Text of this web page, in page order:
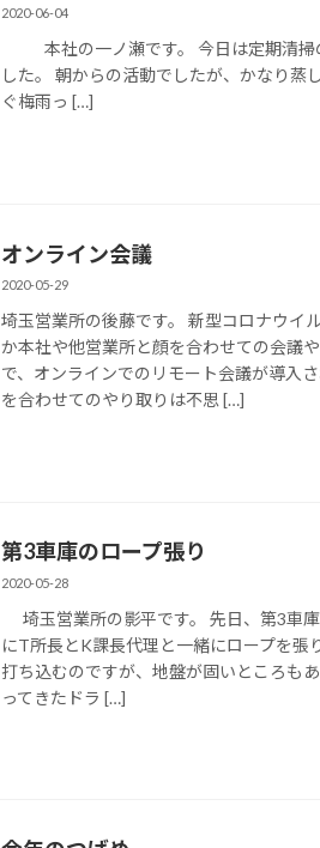
2020-06-04
本社の一ノ瀬です。 今日は定期清掃
した。 朝からの活動でしたが、かなり蒸
ぐ梅雨っ […]
オンライン会議
2020-05-29
埼玉営業所の後藤です。 新型コロナウイ
か本社や他営業所と顔を合わせての会議
で、オンラインでのリモート会議が導入
を合わせてのやり取りは不思 […]
第3車庫のロープ張り
2020-05-28
埼玉営業所の影平です。 先日、第3車
にT所長とK課長代理と一緒にロープを張
打ち込むのですが、地盤が固いところも
ってきたドラ […]